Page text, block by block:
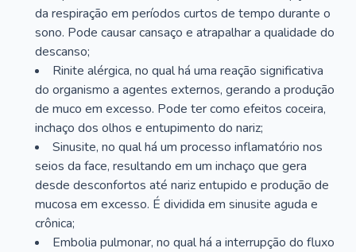
da respiração em períodos curtos de tempo durante o
sono. Pode causar cansaço e atrapalhar a qualidade do
descanso;
Rinite alérgica, no qual há uma reação significativa
do organismo a agentes externos, gerando a produção
de muco em excesso. Pode ter como efeitos coceira,
inchaço dos olhos e entupimento do nariz;
Sinusite, no qual há um processo inflamatório nos
seios da face, resultando em um inchaço que gera
desde desconfortos até nariz entupido e produção de
mucosa em excesso. É dividida em sinusite aguda e
crônica;
Embolia pulmonar, no qual há a interrupção do fluxo